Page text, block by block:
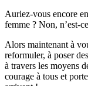
Auriez-vous encore
femme ? Non, n’est-
Alors maintenant à
reformuler, à poser
à travers les moyens
courage à tous et